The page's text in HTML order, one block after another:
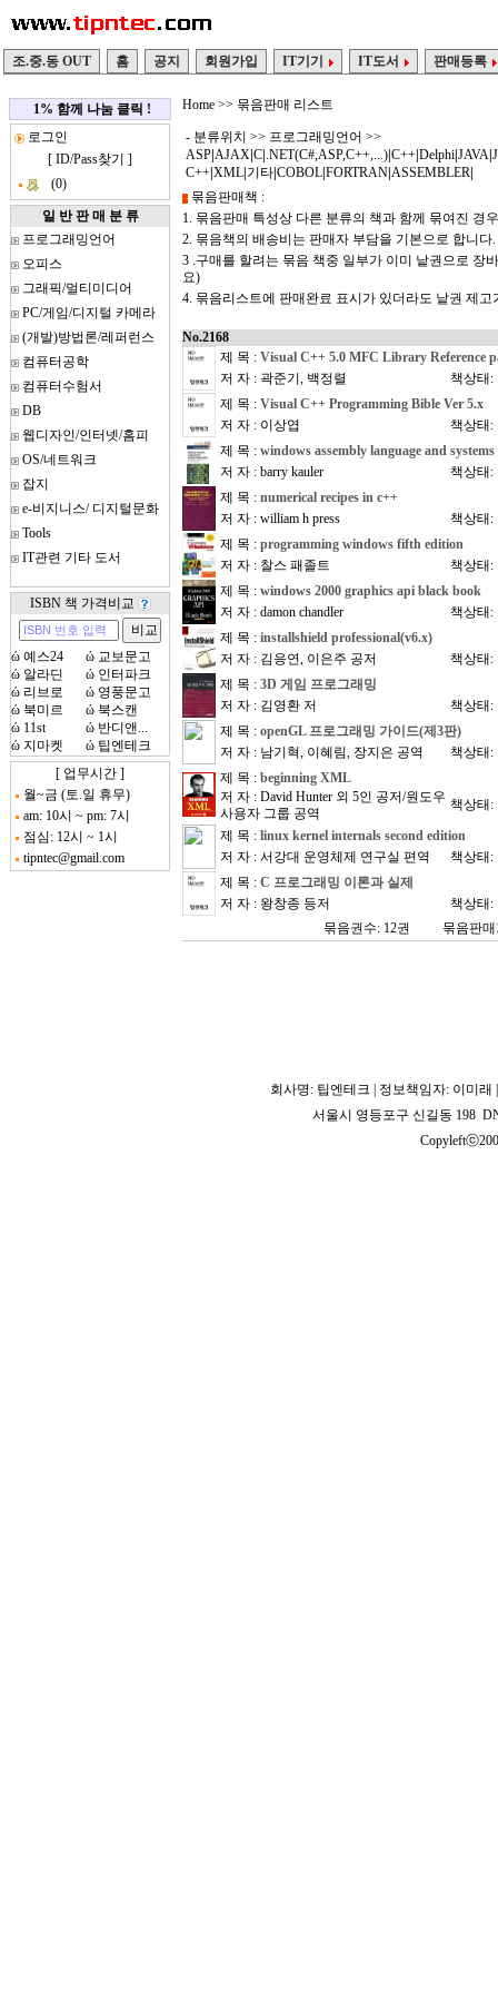
조.중.동 OUT 홈 공지 회원가입 IT기기 IT도서 판매등록
1% 함께 나눔 클릭 !
로그인
[ ID/Pass찾기 ]
(0)
일 반 판 매 분 류
프로그래밍언어
오피스
그래픽/멀티미디어
PC/게임/디지털 카메라
(개발)방법론/레퍼런스
컴퓨터공학
컴퓨터수험서
DB
웹디자인/인터넷/홈피
OS/네트워크
잡지
e-비지니스/ 디지털문화
Tools
IT관련 기타 도서
ISBN 책 가격비교
ώ 예스24 ώ 교보문고
ώ 알라딘 ώ 인터파크
ώ 리브로 ώ 영풍문고
ώ 북미르 ώ 북스캔
ώ 11st ώ 반디앤...
ώ 지마켓 ώ 팁엔테크
[ 업무시간 ]
월~금 (토.일 휴무)
am: 10시 ~ pm: 7시
점심: 12시 ~ 1시
tipntec@gmail.com
Home >> 묶음판매 리스트
- 분류위치 >> 프로그래밍언어 >>
ASP AJAX C .NET(C#,ASP,C++,...) C++ Delphi JAVA
C++ XML 기타 COBOL FORTRAN ASSEMBLER
묶음판매책 :
1. 묶음판매 특성상 다른 분류의 책과 함께 묶여진 경
2. 묶음책의 배송비는 판매자 부담을 기본으로 합니다.
3 .구매를 할려는 묶음 책중 일부가 이미 낱권으로 장
요)
4. 묶음리스트에 판매완료 표시가 있더라도 낱권 제
No.2168
제 목 : Visual C++ 5.0 MFC Library Reference
저 자 : 곽준기, 백정렬
책상태:
제 목 : Visual C++ Programming Bible Ver 5.x
저 자 : 이상엽
책상태:
제 목 : windows assembly language and
저 자 : barry kauler
책상태:
제 목 : numerical recipes in c++
저 자 : william h press
책상태:
제 목 : programming windows fifth edition
저 자 : 찰스 패졸트
책상태:
제 목 : windows 2000 graphics api black book
저 자 : damon chandler
책상태:
제 목 : installshield professional(v6.x)
저 자 : 김응연, 이은주 공저
책상태:
제 목 : 3D 게임 프로그래밍
저 자 : 김영환 저
책상태:
제 목 : openGL 프로그래밍 가이드(제3판)
저 자 : 남기혁, 이혜림, 장지은 공역
책상태:
제 목 : beginning XML
저 자 : David Hunter 외 5인 공저/원도우
사용자 그룹 공역
책상태:
제 목 : linux kernel internals second edition
저 자 : 서강대 운영체제 연구실 편역
책상태:
제 목 : C 프로그래밍 이론과 실제
저 자 : 왕창종 등저
책상태:
묶음권수: 12권
묶음판
회사명: 팁엔테크 | 정보책임자: 이미래
서울시 영등포구 신길동 198